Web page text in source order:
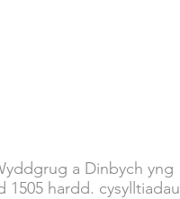
a Dinbych yng
hardd. cysylltiadau